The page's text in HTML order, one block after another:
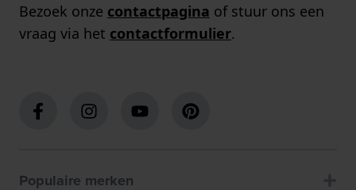
Bezoek onze contactpagina of stuur ons een
vraag via het contactformulier.
Populaire merken